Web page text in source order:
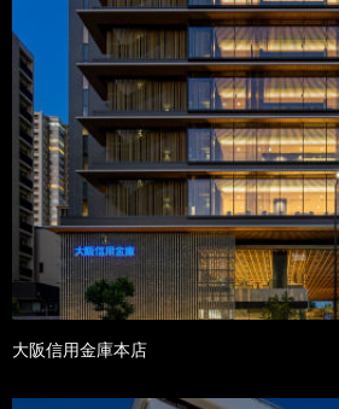
大阪信用金庫本店